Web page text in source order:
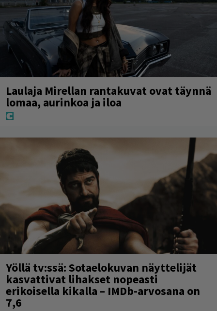
Laulaja Mirellan rantakuvat ovat täynnä
lomaa, aurinkoa ja iloa
Yöllä tv:ssä: Sotaelokuvan näyttelijät
kasvattivat lihakset nopeasti
erikoisella kikalla – IMDb-arvosana on
7,6